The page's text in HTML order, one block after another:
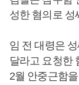
성한 혐의로 성
임 전 대령은
달라고 요청한
2월 안중근함